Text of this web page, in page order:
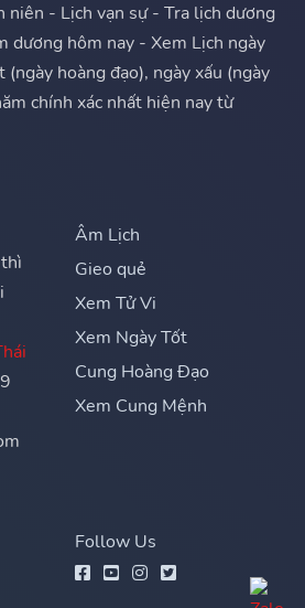
niên - Lịch vạn sự - Tra lịch dương
dương hôm nay - Xem Lịch ngày
hoàng đạo), ngày xấu (ngày
chính xác nhất hiện nay từ
Âm Lịch
Gieo quẻ
Xem Tử Vi
Xem Ngày Tốt
Cung Hoàng Đạo
Xem Cung Mệnh
Follow Us